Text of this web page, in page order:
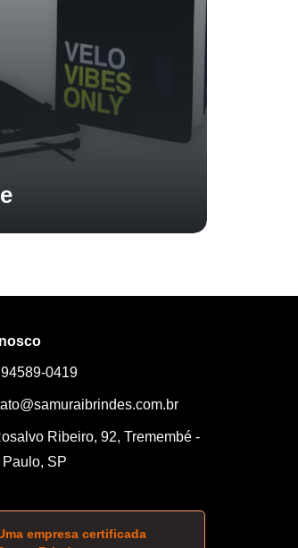
94589-0419
Ribeiro, 92, Tremembé -
Paulo, SP
empresa certificada